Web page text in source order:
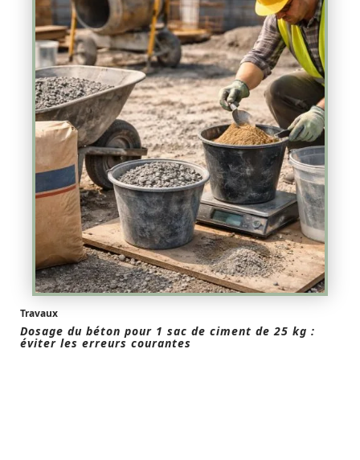
Travaux
Dosage du béton pour 1 sac de ciment de 25 kg :
éviter les erreurs courantes